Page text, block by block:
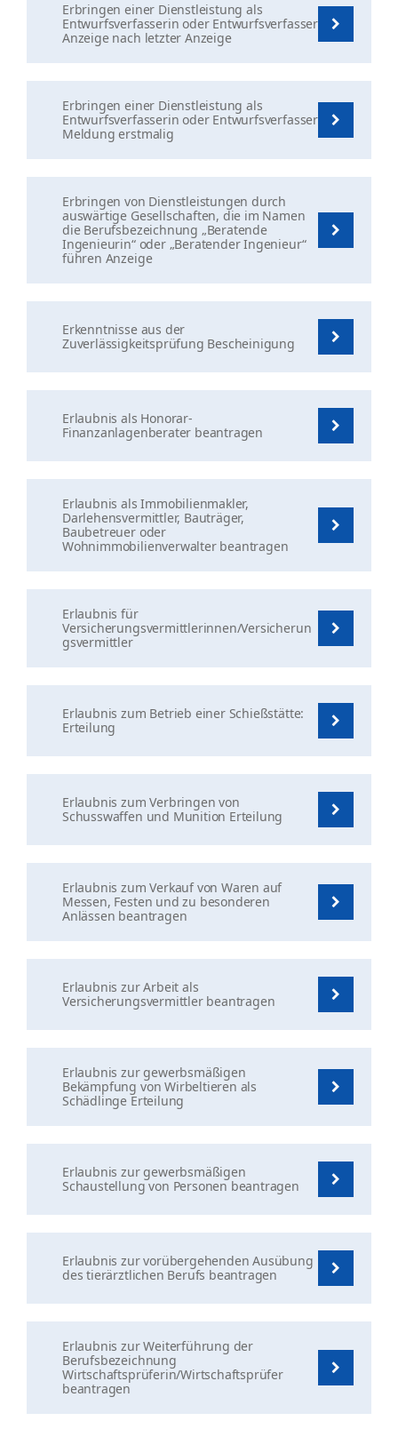
Erbringen einer Dienstleistung als
Entwurfsverfasserin oder Entwurfsverfasser
Anzeige nach letzter Anzeige
Erbringen einer Dienstleistung als
Entwurfsverfasserin oder Entwurfsverfasser
Meldung erstmalig
Erbringen von Dienstleistungen durch
auswärtige Gesellschaften, die im Namen
die Berufsbezeichnung „Beratende
Ingenieurin“ oder „Beratender Ingenieur“
führen Anzeige
Erkenntnisse aus der
Zuverlässigkeitsprüfung Bescheinigung
Erlaubnis als Honorar-
Finanzanlagenberater beantragen
Erlaubnis als Immobilienmakler,
Darlehensvermittler, Bauträger,
Baubetreuer oder
Wohnimmobilienverwalter beantragen
Erlaubnis für
Versicherungsvermittlerinnen/Versicherun
gsvermittler
Erlaubnis zum Betrieb einer Schießstätte:
Erteilung
Erlaubnis zum Verbringen von
Schusswaffen und Munition Erteilung
Erlaubnis zum Verkauf von Waren auf
Messen, Festen und zu besonderen
Anlässen beantragen
Erlaubnis zur Arbeit als
Versicherungsvermittler beantragen
Erlaubnis zur gewerbsmäßigen
Bekämpfung von Wirbeltieren als
Schädlinge Erteilung
Erlaubnis zur gewerbsmäßigen
Schaustellung von Personen beantragen
Erlaubnis zur vorübergehenden Ausübung
des tierärztlichen Berufs beantragen
Erlaubnis zur Weiterführung der
Berufsbezeichnung
Wirtschaftsprüferin/Wirtschaftsprüfer
beantragen